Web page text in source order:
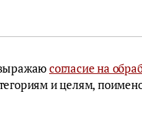
согласие на
и целям,